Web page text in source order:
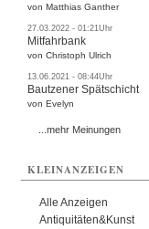
von Matthias Ganther
27.03.2022 - 01:21Uhr
Mitfahrbank
von Christoph Ulrich
13.06.2021 - 08:44Uhr
Bautzener Spätschicht
von Evelyn
...mehr Meinungen
KLEINANZEIGEN
Alle Anzeigen
Antiquitäten&Kunst